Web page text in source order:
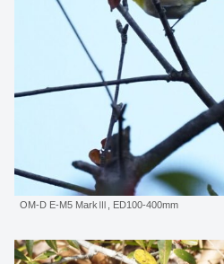
OM-D E-M5 MarkⅢ, ED100-400mm